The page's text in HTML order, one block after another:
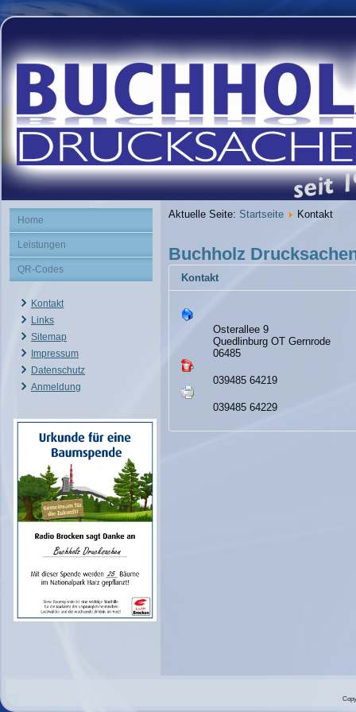
Home
Leistungen
QR-Codes
Kontakt
Links
Sitemap
Impressum
Datenschutz
Anmeldung
Aktuelle Seite: Startseite Kontakt
Buchholz
Kontakt
Osterallee 9
Quedlinburg OT Gernrode
06485
039485 64219
039485 64229